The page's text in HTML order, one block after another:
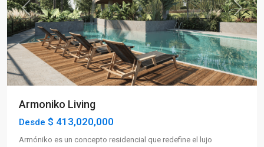
Previous Next
Armoniko Living
Desde $ 413,020,000
Armóniko es un concepto residencial que redefine el lujo